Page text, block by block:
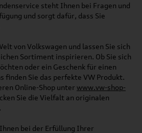
steht Ihnen bei Fragen und
und sorgt dafür, dass Sie
von Volkswagen und lassen Sie sich
Sortiment inspirieren. Ob Sie sich
oder ein Geschenk für einen
finden Sie das perfekte VW Produkt.
Online-Shop unter www.vw-shop-
Sie die Vielfalt an originalen
bei der Erfüllung Ihrer